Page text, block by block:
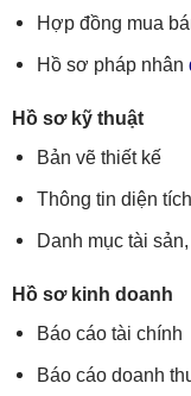
Hợp đồng mua
Hồ sơ pháp nhân
Hồ sơ kỹ thuật
Bản vẽ thiết kế
Thông tin diện
Danh mục tài
Hồ sơ kinh doanh
Báo cáo tài chính
Báo cáo doanh